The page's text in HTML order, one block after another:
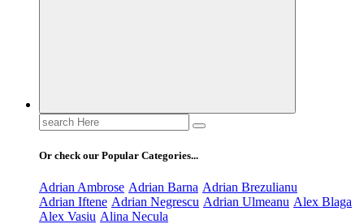
Search
for:
Or check our Popular Categories...
Adrian Ambrose Adrian Barna Adrian Brezulianu
Adrian Iftene Adrian Negrescu Adrian Ulmeanu Alex Blaga
Alex Vasiu Alina Necula